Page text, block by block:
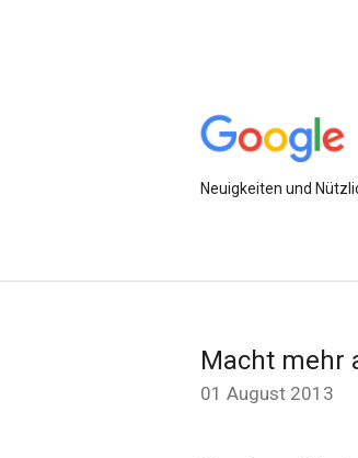
Neuigkeiten und
Macht mehr
01 August 2013